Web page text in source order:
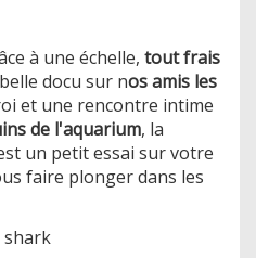
à une échelle, tout frais
docu sur nos amis les
et une rencontre intime
de l'aquarium, la
un petit essai sur votre
faire plonger dans les